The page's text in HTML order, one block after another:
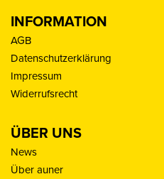
INFORMATION
AGB
Datenschutzerklärung
Impressum
Widerrufsrecht
ÜBER UNS
News
Über auner